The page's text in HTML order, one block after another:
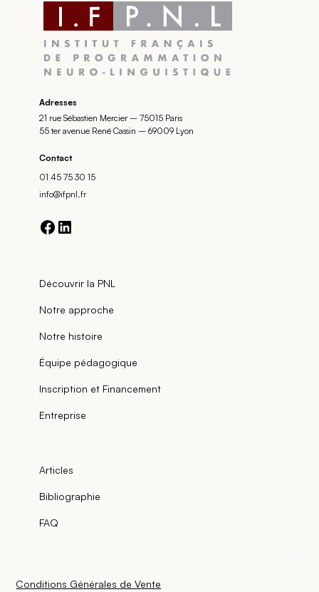
Adresses
21 rue Sébastien Mercier – 75015 Paris
55 ter avenue René Cassin – 69009 Lyon
Contact
01 45 75 30 15
info@ifpnl.fr
Découvrir la PNL
Notre approche
Notre histoire
Équipe pédagogique
Inscription et Financement
Entreprise
Articles
Bibliographie
FAQ
Conditions Générales de Vente